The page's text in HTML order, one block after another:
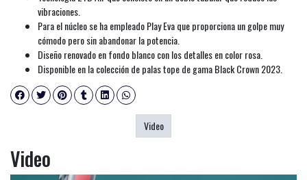
vibraciones.
Para el núcleo se ha empleado Play Eva que proporciona un golpe muy
cómodo pero sin abandonar la potencia.
Diseño renovado en fondo blanco con los detalles en color rosa.
Disponible en la colección de palas tope de gama Black Crown 2023.
Video
Video